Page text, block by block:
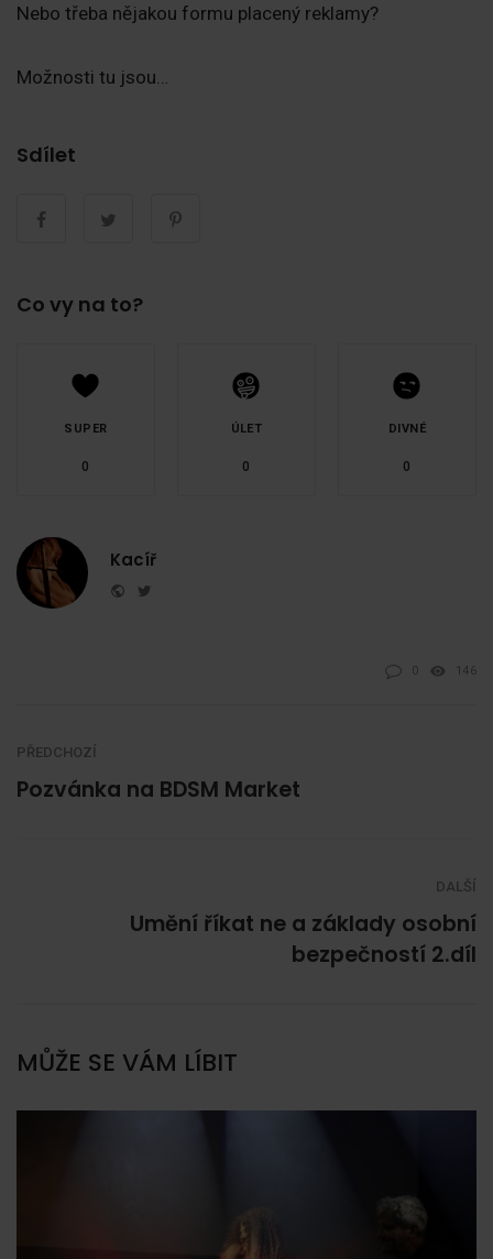
Nebo třeba nějakou formu placený reklamy?
Možnosti tu jsou…
Sdílet
Co vy na to?
SUPER
0
ÚLET
0
DIVNÉ
0
Kacíř
Website
0 146
PŘEDCHOZÍ
Pozvánka na BDSM Market
DALŠÍ
Umění říkat ne a základy osobní
bezpečností 2.díl
MŮŽE SE VÁM LÍBIT